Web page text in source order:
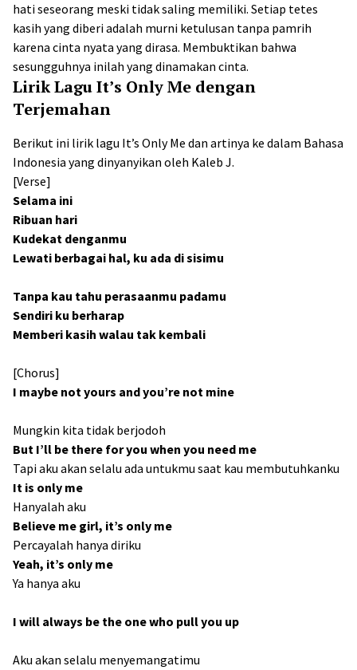
hati seseorang meski tidak saling memiliki. Setiap tetes
kasih yang diberi adalah murni ketulusan tanpa pamrih
karena cinta nyata yang dirasa. Membuktikan bahwa
sesungguhnya inilah yang dinamakan cinta.
Lirik Lagu It’s Only Me dengan
Terjemahan
Berikut ini lirik lagu It’s Only Me dan artinya ke dalam Bahasa
Indonesia yang dinyanyikan oleh Kaleb J.
[Verse]
Selama ini
Ribuan hari
Kudekat denganmu
Lewati berbagai hal, ku ada di sisimu
Tanpa kau tahu perasaanmu padamu
Sendiri ku berharap
Memberi kasih walau tak kembali
[Chorus]
I maybe not yours and you’re not mine
Mungkin kita tidak berjodoh
But I’ll be there for you when you need me
Tapi aku akan selalu ada untukmu saat kau membutuhkanku
It is only me
Hanyalah aku
Believe me girl, it’s only me
Percayalah hanya diriku
Yeah, it’s only me
Ya hanya aku
I will always be the one who pull you up
Aku akan selalu menyemangatimu